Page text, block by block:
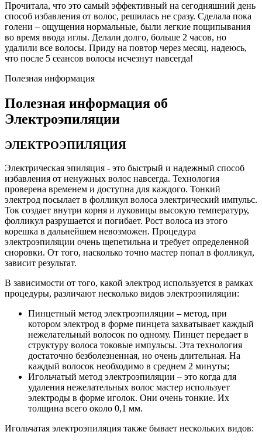
Прочитала, что это самый эффективный на сегодняшний день
способ избавления от волос, решилась не сразу. Сделала пока
голени – ощущения нормальные, были легкие пощипывания
во время ввода иглы. Делали долго, больше 2 часов, но
удалили все волосы. Приду на повтор через месяц, надеюсь,
что после 5 сеансов волосы исчезнут навсегда!
Полезная информация
Полезная информация об
Электроэпиляции
ЭЛЕКТРОЭПИЛЯЦИЯ
Электрическая эпиляция - это быстрый и надежный способ
избавления от ненужных волос навсегда. Технология
проверена временем и доступна для каждого. Тонкий
электрод посылает в фолликул волоса электрический импульс.
Ток создает внутри корня и луковицы высокую температуру,
фолликул разрушается и погибает. Рост волоса из этого
корешка в дальнейшем невозможен. Процедура
электроэпиляции очень щепетильна и требует определенной
сноровки. От того, насколько точно мастер попал в фолликул,
зависит результат.
В зависимости от того, какой электрод используется в рамках
процедуры, различают несколько видов электроэпиляции:
Пинцетный метод электроэпиляции – метод, при
котором электрод в форме пинцета захватывает каждый
нежелательный волосок по одному. Пинцет передает в
структуру волоса токовые импульсы. Эта технология
достаточно безболезненная, но очень длительная. На
каждый волосок необходимо в среднем 2 минуты;
Игольчатый метод электроэпиляции – это когда для
удаления нежелательных волос мастер использует
электроды в форме иголок. Они очень тонкие. Их
толщина всего около 0,1 мм.
Игольчатая электроэпиляция также бывает нескольких видов: